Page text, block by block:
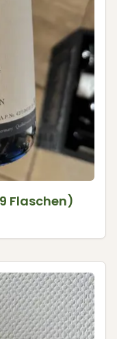
Flaschen)